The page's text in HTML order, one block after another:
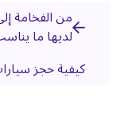
من الفخامة
لديها ما
كيفية حجز